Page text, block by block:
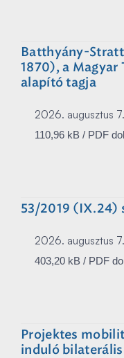
Batthyány-
1870), a Magyar
alapító tagja
2026. augusztus 7.
110,96 kB / PDF
53/2019 (IX.24)
2026. augusztus 7.
403,20 kB / PDF
Projektes
induló